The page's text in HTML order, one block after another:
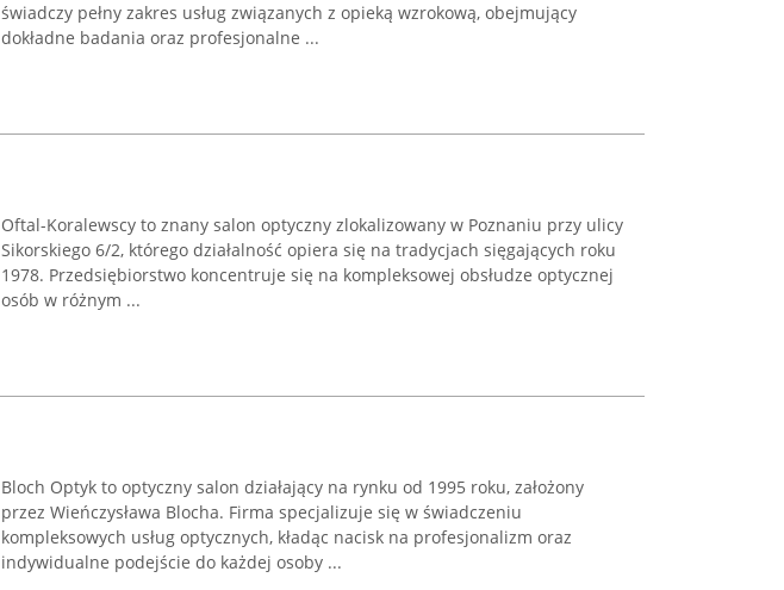
świadczy pełny zakres usług związanych z opieką wzrokową, obejmujący
dokładne badania oraz profesjonalne ...
Oftal-Koralewscy to znany salon optyczny zlokalizowany w Poznaniu przy ulicy
Sikorskiego 6/2, którego działalność opiera się na tradycjach sięgających roku
1978. Przedsiębiorstwo koncentruje się na kompleksowej obsłudze optycznej
osób w różnym ...
Bloch Optyk to optyczny salon działający na rynku od 1995 roku, założony
przez Wieńczysława Blocha. Firma specjalizuje się w świadczeniu
kompleksowych usług optycznych, kładąc nacisk na profesjonalizm oraz
indywidualne podejście do każdej osoby ...